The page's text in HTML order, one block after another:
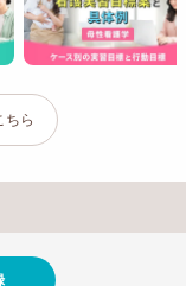
ちら